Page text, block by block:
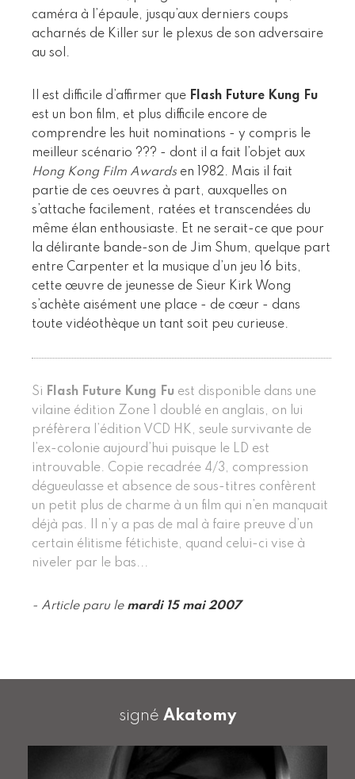
caméra à l’épaule, jusqu’aux derniers coups
acharnés de Killer sur le plexus de son adversaire
au sol.
Il est difficile d’affirmer que Flash Future Kung Fu
est un bon film, et plus difficile encore de
comprendre les huit nominations - y compris le
meilleur scénario ??? - dont il a fait l’objet aux
Hong Kong Film Awards en 1982. Mais il fait
partie de ces oeuvres à part, auxquelles on
s’attache facilement, ratées et transcendées du
même élan enthousiaste. Et ne serait-ce que pour
la délirante bande-son de Jim Shum, quelque part
entre Carpenter et la musique d’un jeu 16 bits,
cette œuvre de jeunesse de Sieur Kirk Wong
s’achète aisément une place - de cœur - dans
toute vidéothèque un tant soit peu curieuse.
Si Flash Future Kung Fu est disponible dans une
vilaine édition Zone 1 doublé en anglais, on lui
préfèrera l’édition VCD HK, seule survivante de
l’ex-colonie aujourd’hui puisque le LD est
introuvable. Copie recadrée 4/3, compression
dégueulasse et absence de sous-titres confèrent
un petit plus de charme à un film qui n’en manquait
déjà pas. Il n’y a pas de mal à faire preuve d’un
certain élitisme fétichiste, quand celui-ci vise à
niveler par le bas...
- Article paru le mardi 15 mai 2007
signé Akatomy